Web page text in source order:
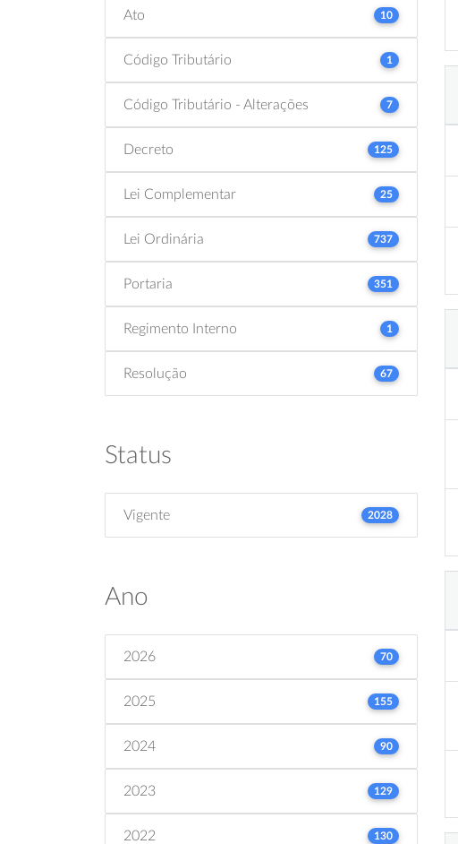
Ato 10
Código Tributário 1
Código Tributário - Alterações 7
Decreto 125
Lei Complementar 25
Lei Ordinária 737
Portaria 351
Regimento Interno 1
Resolução 67
Status
Vigente 2028
Ano
2026 70
2025 155
2024 90
2023 129
2022 130